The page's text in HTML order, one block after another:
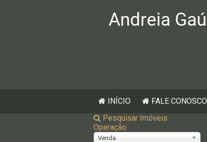
INÍCIO FALE CONOSCO
Pesquisar Imóveis
Operação:
Venda